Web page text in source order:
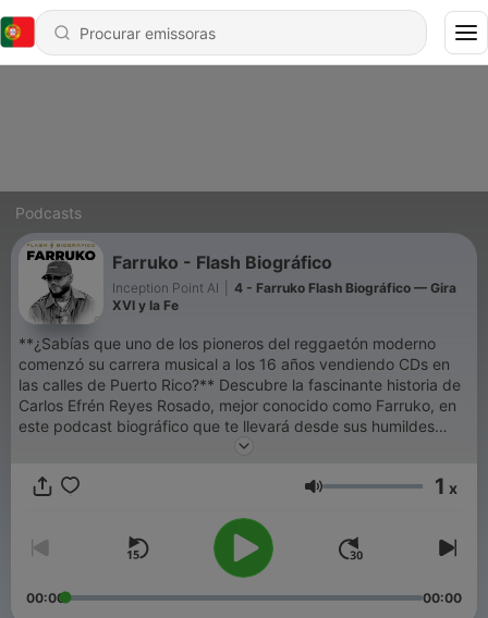
Podcasts
Farruko - Flash Biográfico
Inception Point AI
4 - Farruko Flash Biográfico — Gira
XVI y la Fe
**¿Sabías que uno de los pioneros del reggaetón moderno
comenzó su carrera musical a los 16 años vendiendo CDs en
las calles de Puerto Rico?** Descubre la fascinante historia de
Carlos Efrén Reyes Rosado, mejor conocido como Farruko, en
este podcast biográfico que te llevará desde sus humildes
inicios en Bayamón hasta convertirse en una superestrella
definieron su trayectoria: desde sus primeras colaboraciones
espiritual que marcó un antes y después en su música.
Exploramos su evolución artística a través de álbumes icónicos
como "El Talento Del Bloque" y "Gangalee", su incursión en el
trap latino, y cómo logró fusionar el reggaetón tradicional con
Volume 1 x
00:00 00:00